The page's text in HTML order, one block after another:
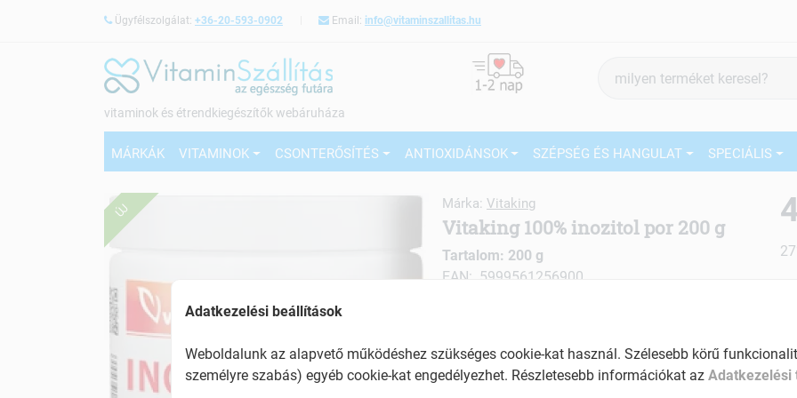
Ügyfélszolgálat: +36-20-593-0902 Email: info@vitaminszallitas.hu
vitaminok és étrendkiegészítők webáruháza
keresés
MÁRKÁK VITAMINOK CSONTERŐSÍTÉS ANTIOXIDÁNSOK SZÉPSÉG ÉS HANGULAT SPECIÁLIS
ÚJ Márka: Vitaking
Vitaking 100% inozitol por 200 g
Tartalom: 200 g
EAN: 5999561256900
a
Adatkezelési beállítások
Weboldalunk az alapvető működéshez szükséges cookie-kat használ. Szélesebb körű
személyre szabás) egyéb cookie-kat engedélyezhet. Részletesebb információkat az Adatkezelési